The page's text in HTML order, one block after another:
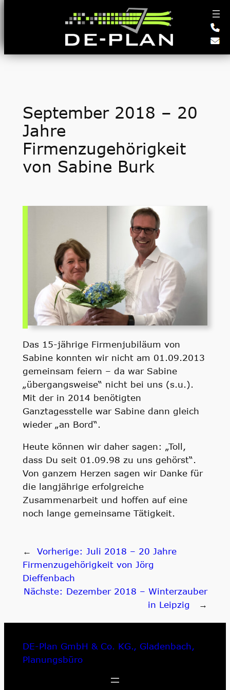
September 2018 – 20
Jahre
Firmenzugehörigkeit
von Sabine Burk
Das 15-jährige Firmenjubiläum von
Sabine konnten wir nicht am 01.09.2013
gemeinsam feiern – da war Sabine
„übergangsweise“ nicht bei uns (s.u.).
Mit der in 2014 benötigten
Ganztagesstelle war Sabine dann gleich
wieder „an Bord“.
Heute können wir daher sagen: „Toll,
dass Du seit 01.09.98 zu uns gehörst“.
Von ganzem Herzen sagen wir Danke für
die langjährige erfolgreiche
Zusammenarbeit und hoffen auf eine
noch lange gemeinsame Tätigkeit.
← Vorherige: Juli 2018 – 20 Jahre
Firmenzugehörigkeit von Jörg
Dieffenbach
Nächste: Dezember 2018 – Winterzauber
in Leipzig
→
DE-Plan GmbH & Co. KG., Gladenbach,
Planungsbüro